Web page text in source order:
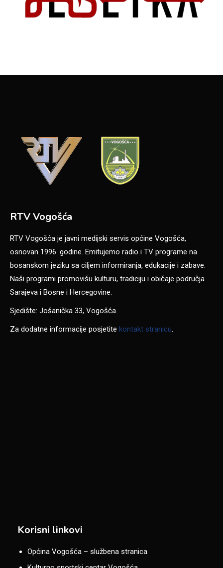
RTV Vogošća
RTV Vogošća je javni medijski servis općine Vogošća,
osnovan 1996. godine. Emitujemo radio i TV programe na
bosanskom jeziku sa ciljem informiranja, edukacije i zabave.
Naši programi promovišu kulturu, tradiciju i običaje područja
Sarajeva i Bosne i Hercegovine.
Sjedište: Jošanička 33, Vogošća
Za dodatne informacije posjetite kontakt stranicu.
Korisni linkovi
Općina Vogošća – službena stranica